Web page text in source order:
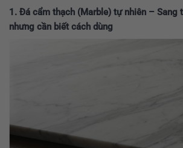
1. Đá cẩm thạch (Marble) tự nhiên – Sang
nhưng cần biết cách dùng